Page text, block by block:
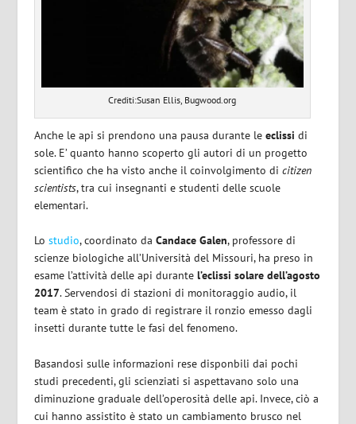
Crediti:Susan Ellis, Bugwood.org
Anche le api si prendono una pausa durante le eclissi di
sole. E’ quanto hanno scoperto gli autori di un progetto
scientifico che ha visto anche il coinvolgimento di citizen
scientists, tra cui insegnanti e studenti delle scuole
elementari.
Lo studio, coordinato da Candace Galen, professore di
scienze biologiche all’Università del Missouri, ha preso in
esame l’attività delle api durante l’eclissi solare dell’agosto
2017. Servendosi di stazioni di monitoraggio audio, il
team è stato in grado di registrare il ronzio emesso dagli
insetti durante tutte le fasi del fenomeno.
Basandosi sulle informazioni rese disponbili dai pochi
studi precedenti, gli scienziati si aspettavano solo una
diminuzione graduale dell’operosità delle api. Invece, ciò a
cui hanno assistito è stato un cambiamento brusco nel